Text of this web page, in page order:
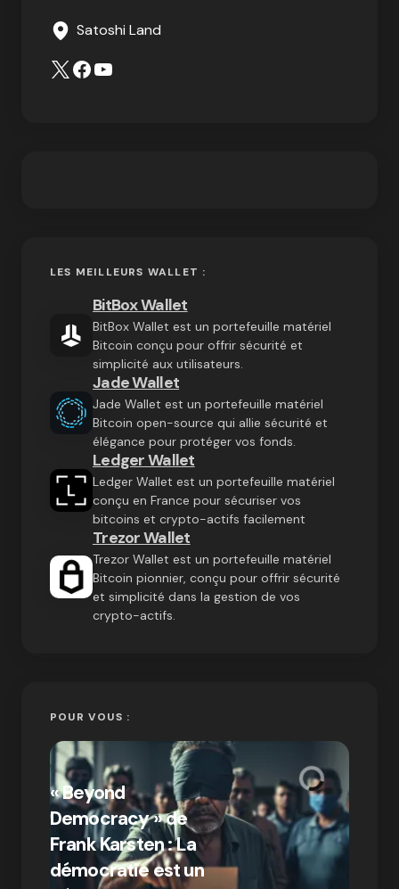
Satoshi Land
LES MEILLEURS WALLET :
BitBox Wallet
BitBox Wallet est un portefeuille matériel
Bitcoin conçu pour offrir sécurité et
simplicité aux utilisateurs.
Jade Wallet
Jade Wallet est un portefeuille matériel
Bitcoin open-source qui allie sécurité et
élégance pour protéger vos fonds.
Ledger Wallet
Ledger Wallet est un portefeuille matériel
conçu en France pour sécuriser vos
bitcoins et crypto-actifs facilement
Trezor Wallet
Trezor Wallet est un portefeuille matériel
Bitcoin pionnier, conçu pour offrir sécurité
et simplicité dans la gestion de vos
crypto-actifs.
POUR VOUS :
« Beyond
Democracy » de
Frank Karsten : La
démocratie est un